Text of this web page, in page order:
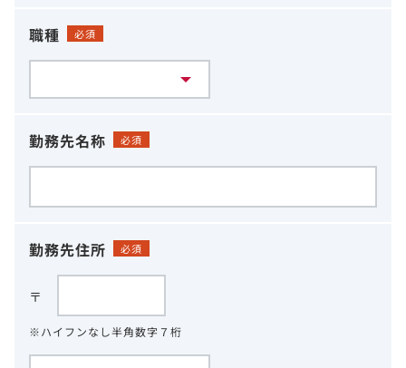
職種 必須
勤務先名称 必須
勤務先住所 必須
〒
※ハイフンなし半角数字７桁